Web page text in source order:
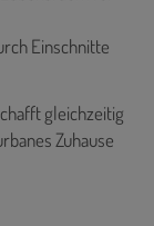
Einschnitte
gleichzeitig
Zuhause